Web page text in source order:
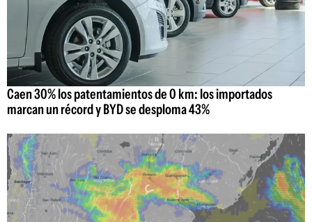
Caen 30% los patentamientos de 0 km: los importados
marcan un récord y BYD se desploma 43%